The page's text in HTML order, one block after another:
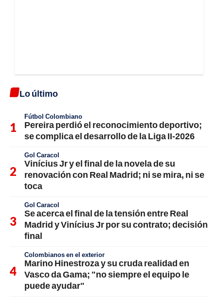
Lo último
Fútbol Colombiano
Pereira perdió el reconocimiento deportivo;
se complica el desarrollo de la Liga II-2026
Gol Caracol
Vinícius Jr y el final de la novela de su
renovación con Real Madrid; ni se mira, ni se
toca
Gol Caracol
Se acerca el final de la tensión entre Real
Madrid y Vinícius Jr por su contrato; decisión
final
Colombianos en el exterior
Marino Hinestroza y su cruda realidad en
Vasco da Gama; "no siempre el equipo le
puede ayudar"